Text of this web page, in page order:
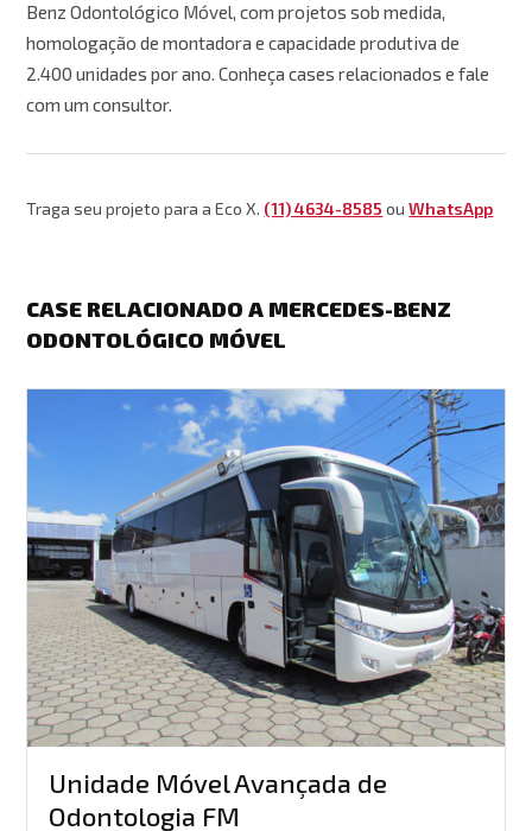
Benz Odontológico Móvel, com projetos sob medida,
homologação de montadora e capacidade produtiva de
2.400 unidades por ano. Conheça cases relacionados e fale
com um consultor.
Traga seu projeto para a Eco X. (11) 4634-8585 ouWhatsApp
CASE RELACIONADO A MERCEDES-BENZ
ODONTOLÓGICO MÓVEL
Unidade Móvel Avançada de
Odontologia FM